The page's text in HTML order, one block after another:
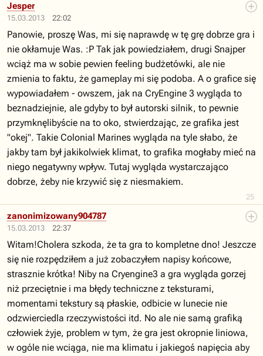
15.03.2013 22:02
25
Jesper
Panowie, proszę Was, mi się naprawdę w tę grę dobrze gra i
nie okłamuje Was. :P Tak jak powiedziałem, drugi Snajper
wciąż ma w sobie pewien feeling budżetówki, ale nie
zmienia to faktu, że gameplay mi się podoba. A o grafice się
wypowiadałem - owszem, jak na CryEngine 3 wygląda to
beznadziejnie, ale gdyby to był autorski silnik, to pewnie
przymknęlibyście na to oko, stwierdzając, ze grafika jest
"okej". Takie Colonial Marines wygląda na tyle słabo, że
jakby tam był jakikolwiek klimat, to grafika mogłaby mieć na
niego negatywny wpływ. Tutaj wygląda wystarczająco
dobrze, żeby nie krzywić się z niesmakiem.
15.03.2013 22:37
zanonimizowany904787
Witam!Cholera szkoda, że ta gra to kompletne dno! Jeszcze
się nie rozpędziłem a już zobaczyłem napisy końcowe,
strasznie krótka! Niby na Cryengine3 a gra wygląda gorzej
niż przeciętnie i ma błędy techniczne z teksturami,
momentami tekstury są płaskie, odbicie w lunecie nie
odzwierciedla rzeczywistości itd. No ale nie samą grafiką
człowiek żyje, problem w tym, że gra jest okropnie liniowa,
w ogóle nie wciąga, nie ma klimatu i jakiegoś napięcia aby